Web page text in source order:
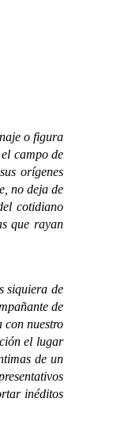
o figura
campo de
orígenes
no deja de
cotidiano
que rayan
siquiera de
de
con nuestro
el lugar
de un
inéditos